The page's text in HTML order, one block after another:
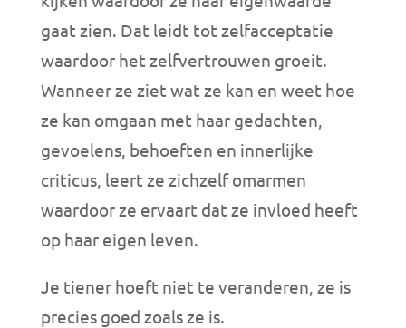
gaat zien. Dat leidt tot zelfacceptatie
waardoor het zelfvertrouwen groeit.
Wanneer ze ziet wat ze kan en weet hoe
ze kan omgaan met haar gedachten,
gevoelens, behoeften en innerlijke
criticus, leert ze zichzelf omarmen
waardoor ze ervaart dat ze invloed heeft
op haar eigen leven.
Je tiener hoeft niet te veranderen, ze is
precies goed zoals ze is.